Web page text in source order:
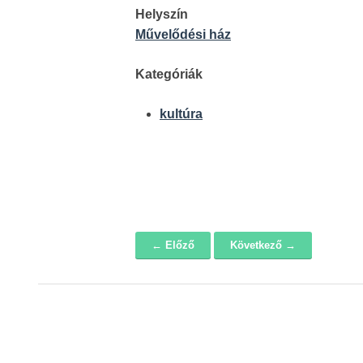
Helyszín
Művelődési ház
Kategóriák
kultúra
← Előző Következő →